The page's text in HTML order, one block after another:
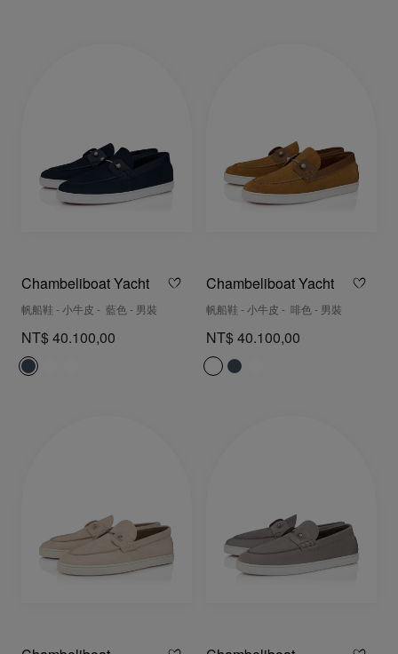
Chambeliboat Yacht
帆船鞋 - 小牛皮 - 藍色 - 男裝
NT$ 40.100,00
Chambeliboat Yacht
帆船鞋 - 小牛皮 - 啡色 - 男裝
NT$ 40.100,00